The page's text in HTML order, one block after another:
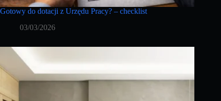
Gotowy do dotacji z Urzędu Pracy? – checklist
03/03/2026